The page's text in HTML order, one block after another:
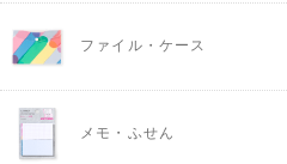
ファイル・ケース
メモ・ふせん